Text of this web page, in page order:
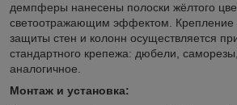
демпферы нанесены полоски жёлтого
светоотражающим эффектом. Крепление
защиты стен и колонн осуществляется
стандартного крепежа: дюбели,
аналогичное.
Монтаж и установка: